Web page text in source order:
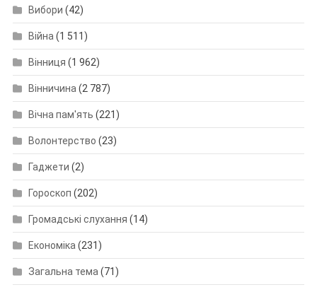
Вибори (42)
Війна(1 511)
Вінниця (1 962)
Вінничина(2 787)
Вічна пам'ять (221)
Волонтерство (23)
Гаджети (2)
Гороскоп (202)
Громадські слухання (14)
Економіка(231)
Загальна тема(71)